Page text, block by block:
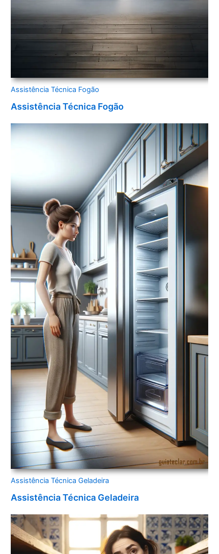
Assistência Técnica Fogão
Assistência Técnica Fogão
Assistência Técnica Geladeira
Assistência Técnica Geladeira